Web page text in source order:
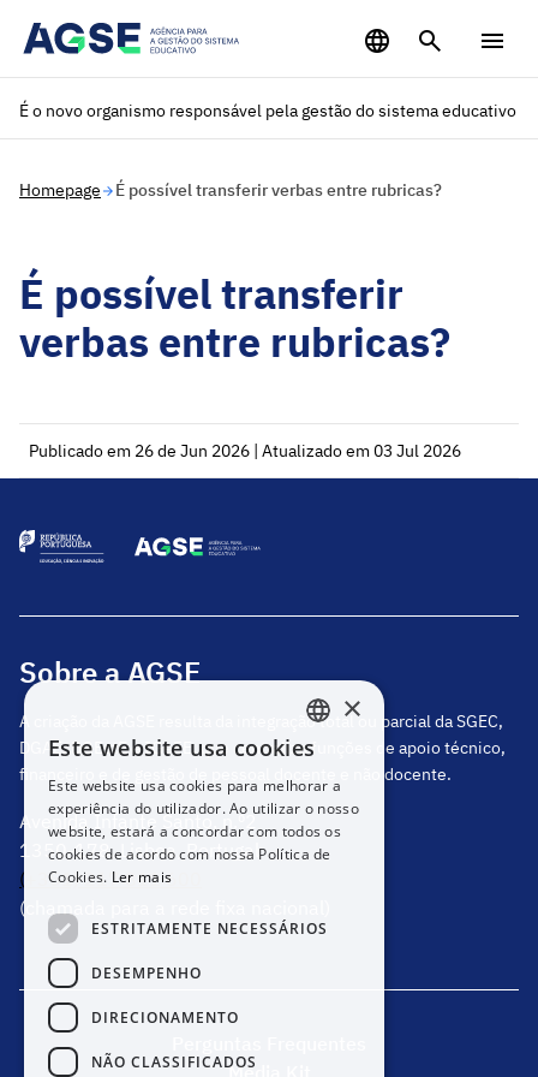
É o novo organismo responsável pela gestão do sistema educativo
Homepage É possível transferir verbas entre rubricas?
É possível transferir
verbas entre rubricas?
Publicado em 26 de Jun 2026 | Atualizado em 03 Jul 2026
Sobre a AGSE
A criação da AGSE resulta da integração total ou parcial da SGEC,
DGAE, DGEstE e IGeFE, que centraliza funções de apoio técnico,
financeiro e de gestão de pessoal docente e não docente.
Avenida Infante Santo, n.º2
1350-178, Lisboa, Portugal
(+351) 217 811 600
(chamada para a rede fixa nacional)
Media Kit
PORTUGUESE
ENGLISH
×
Este website usa cookies
Este website usa cookies para melhorar a
experiência do utilizador. Ao utilizar o nosso
website, estará a concordar com todos os
cookies de acordo com nossa Política de
Cookies. Ler mais
ESTRITAMENTE NECESSÁRIOS
DESEMPENHO
DIRECIONAMENTO
NÃO CLASSIFICADOS